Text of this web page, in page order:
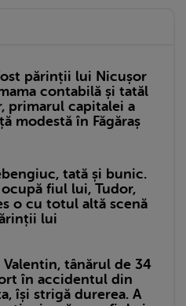
părinții lui Nicușor
contabilă și tatăl
primarul capitalei a
modestă în Făgăraș
tată și bunic.
fiul lui, Tudor,
o cu totul altă scenă
lui
Valentin, tânărul de 34
în accidentul din
își strigă durerea. A